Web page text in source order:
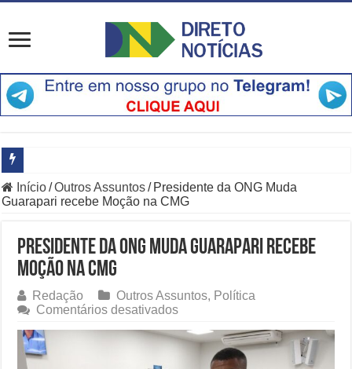
Principais Destaques do Amistoso Bayern x Aston Villa em Hong
Como Resolver a Crise Diplomática Que Lula e Trump Aprofundam
Especialistas Revelam os Riscos dos Ventos de 76 km/h no Rio
Copom e Itaú Dominam Hoje as Apostas do Mercado Financeiro
Família Livre, Senador Investigado: O Que Mudou na Operação
Início/Outros Assuntos/ Presidente da ONG Muda
Guarapari recebe Moção na CMG
Presidente da ONG Muda Guarapari recebe
Moção na CMG
Redação Outros Assuntos, Política
Comentários desativadosem
da
ONG